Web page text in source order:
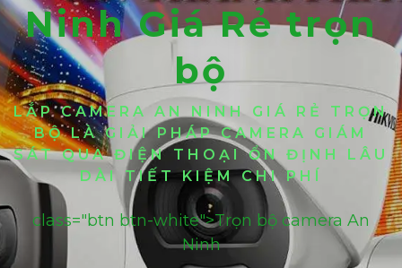
Ninh Giá Rẻ trọn
bộ
LẮP CAMERA AN NINH GIÁ RẺ TRỌN
BỘ LÀ GIẢI PHÁP CAMERA GIÁM
SÁT QUA ĐIỆN THOẠI ỔN ĐỊNH LÂU
DÀI TIẾT KIỆM CHI PHÍ
class="btn btn-white">Trọn bộ camera An
Ninh